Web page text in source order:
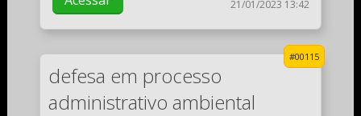
21/01/2023 13:42
#00115
defesa em processo
administrativo ambiental